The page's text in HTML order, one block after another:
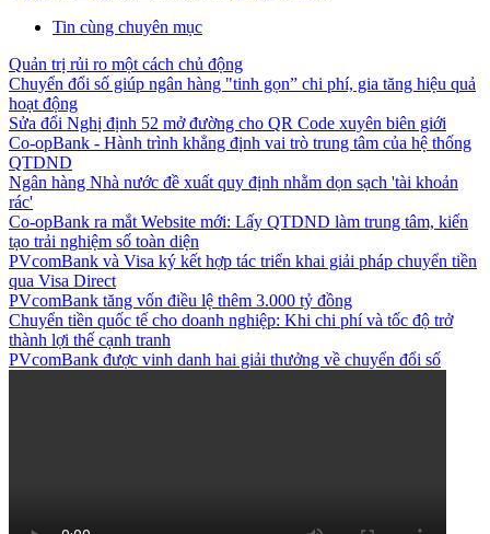
Tin cùng chuyên mục
Quản trị rủi ro một cách chủ động
Chuyển đổi số giúp ngân hàng "tinh gọn” chi phí, gia tăng hiệu quả
hoạt động
Sửa đổi Nghị định 52 mở đường cho QR Code xuyên biên giới
Co-opBank - Hành trình khẳng định vai trò trung tâm của hệ thống
QTDND
Ngân hàng Nhà nước đề xuất quy định nhằm dọn sạch 'tài khoản
rác'
Co-opBank ra mắt Website mới: Lấy QTDND làm trung tâm, kiến
tạo trải nghiệm số toàn diện
PVcomBank và Visa ký kết hợp tác triển khai giải pháp chuyển tiền
qua Visa Direct
PVcomBank tăng vốn điều lệ thêm 3.000 tỷ đồng
Chuyển tiền quốc tế cho doanh nghiệp: Khi chi phí và tốc độ trở
thành lợi thế cạnh tranh
PVcomBank được vinh danh hai giải thưởng về chuyển đổi số